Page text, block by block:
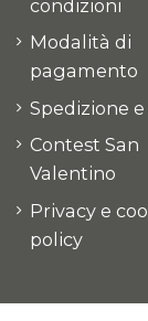
condizioni
Modalità di
pagamento
Spedizione e
Contest San
Valentino
Privacy e
policy